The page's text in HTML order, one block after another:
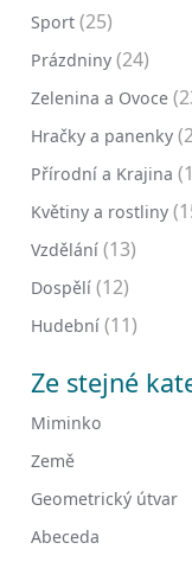
Sport (25)
Prázdniny (24)
Zelenina a Ovoce
Hračky a panenky
Přírodní a Krajina
Květiny a rostliny
Vzdělání (13)
Dospělí (12)
Hudební (11)
Ze stejné
Miminko
Země
Geometrický útvar
Abeceda